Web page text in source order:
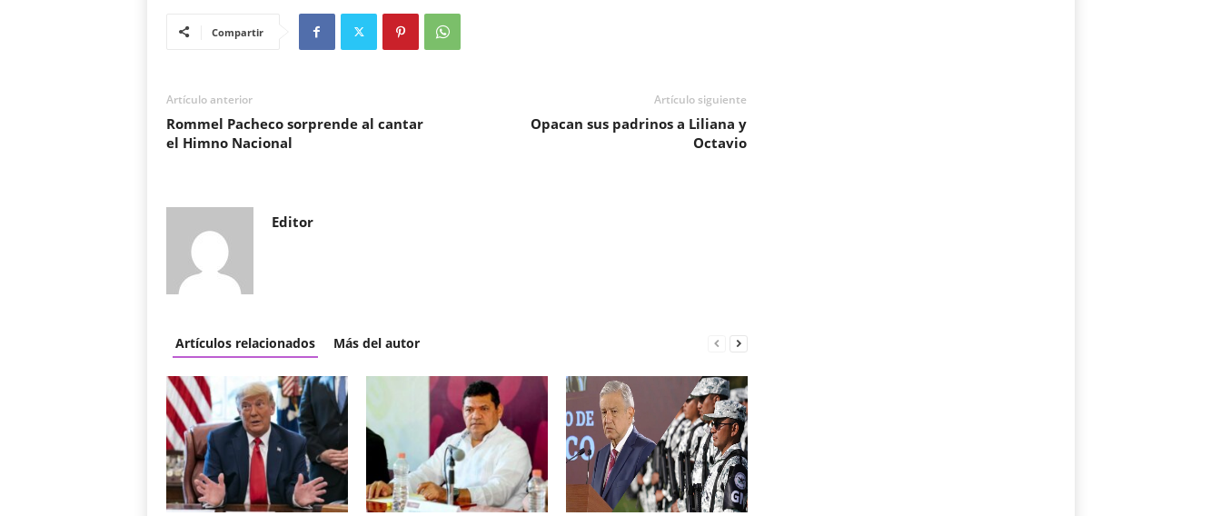
Compartir
Artículo anterior
Rommel Pacheco sorprende al cantar
el Himno Nacional
Artículo siguiente
Opacan sus padrinos a Liliana y
Octavio
Editor
Artículos relacionados Más del autor